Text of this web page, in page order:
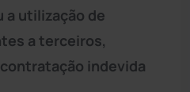
utilização de
a terceiros,
indevida